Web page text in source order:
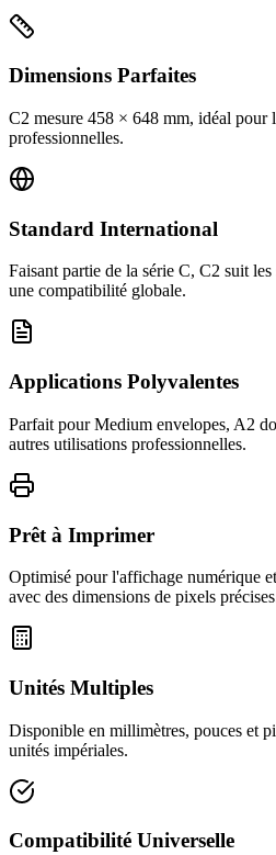
Dimensions Parfaites
C2 mesure 458 × 648 mm, idéal pour
professionnelles.
Standard International
Faisant partie de la série C, C2 suit
une compatibilité globale.
Applications Polyvalentes
Parfait pour Medium envelopes, A2
autres utilisations professionnelles.
Prêt à Imprimer
Optimisé pour l'affichage numérique
avec des dimensions de pixels
Unités Multiples
Disponible en millimètres, pouces et
unités impériales.
Compatibilité Universelle